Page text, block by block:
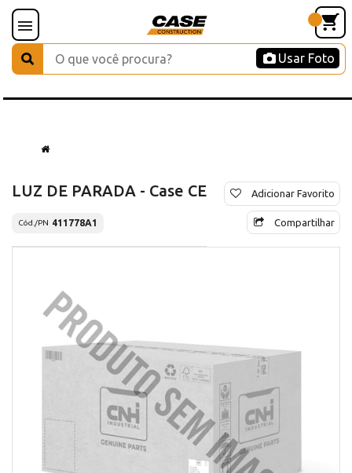
Usar Foto
LUZ DE PARADA - Case CE
Cód./PN 411778A1
Adicionar Favorito
Compartilhar